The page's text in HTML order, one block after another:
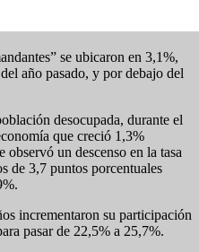
se ubicaron en 3,1%,
año pasado, y por debajo del
desocupada, durante el
que creció 1,3%
un descenso en la tasa
de 3,7 puntos porcentuales
incrementaron su participación
pasar de 22,5% a 25,7%.